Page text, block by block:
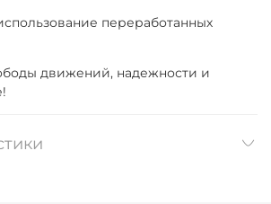
переработанных
движений, надежности и